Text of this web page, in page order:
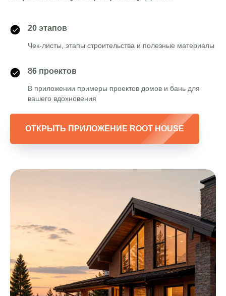
20 этапов
Чек-листы, этапы строительства и полезные материалы
86 проектов
В приложении примеры проектов домов и бань для
вашего вдохновения
ОТКРЫТЬ ПРИЛОЖЕНИЕ ROOT HOUSE